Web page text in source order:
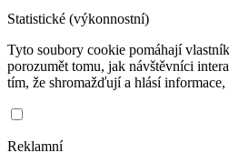
Statistické (výkonnostní)
Tyto soubory cookie pomáhají
porozumět tomu, jak návštěvníci
tím, že shromažďují a hlásí informace,
Reklamní